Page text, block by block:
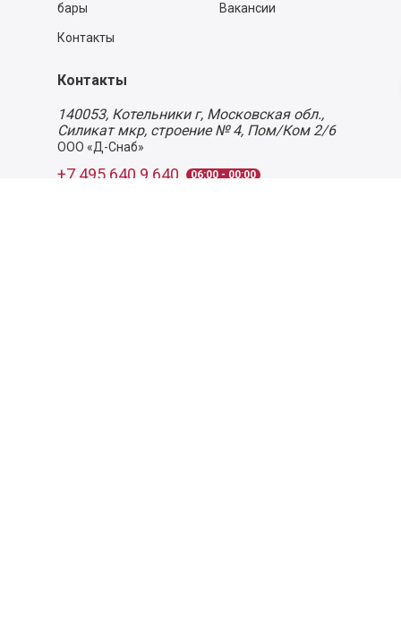
бары
Контакты
Вакансии
Контакты
140053, Котельники г, Московская обл.,
Силикат мкр, строение № 4, Пом/Ком 2/6
ООО «Д-Снаб»
+7 495 640 9 640 06:00 - 00:00